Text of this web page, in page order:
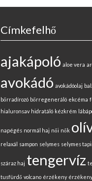
Címkefelhő
ajakápoló aloe vera
avokádó avokádóolaj
bőrradírozó bőrregeneráló ekcéma
hialuronsav hidratáló kézkrém
napégés normál haj női nők
relaxál sampon selymes selymes
száraz haj tengervíz
tusfürdő volcano érzékeny